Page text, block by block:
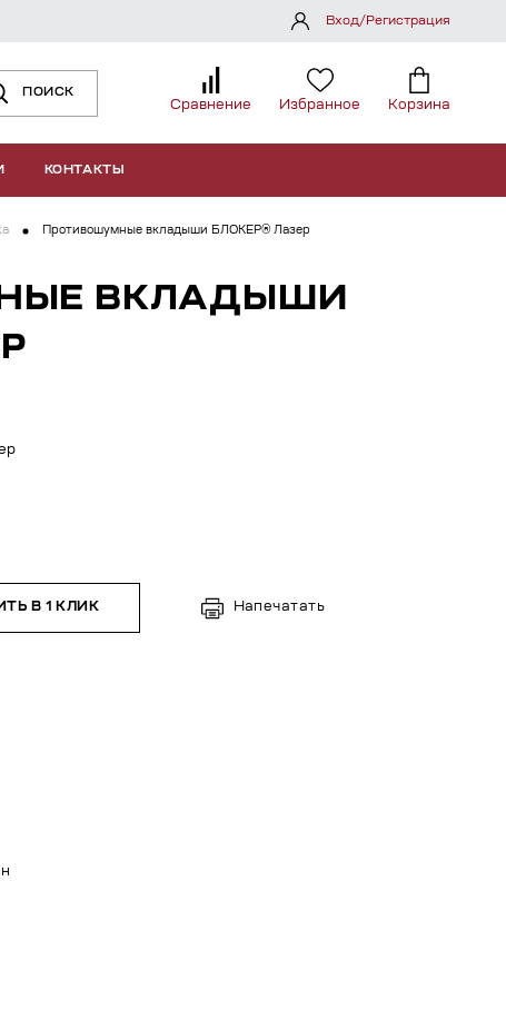
ПОИСК
Сравнение Избранное Корзина
КОНТАКТЫ
Вход/Регистрация
Противошумные вкладыши БЛОКЕР® Лазер
ВКЛАДЫШИ
В 1 КЛИК Напечатать